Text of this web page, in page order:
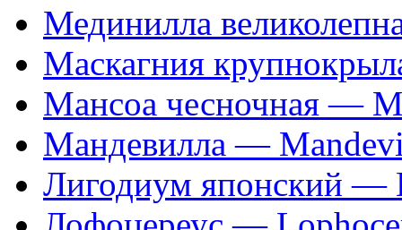
Мединилла
Маскагния
Мансоа чесночная —
Мандевилла —
Лигодиум японский —